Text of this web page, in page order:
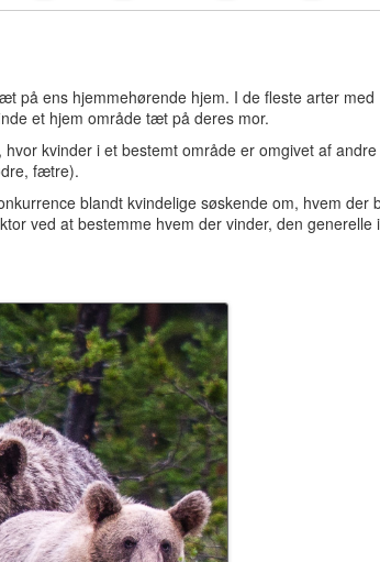
på ens hjemmehørende hjem. I de fleste arter med
et hjem område tæt på deres mor.
kvinder i et bestemt område er omgivet af andre
fætre).
blandt kvindelige søskende om, hvem der
ved at bestemme hvem der vinder, den generelle